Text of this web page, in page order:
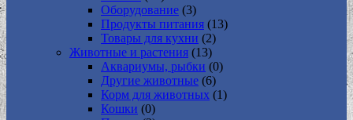
Оборудование (3)
Продукты питания (13)
Товары для кухни (2)
Животные и растения (13)
Аквариумы, рыбки (0)
Другие животные (6)
Корм для животных (1)
Кошки (0)